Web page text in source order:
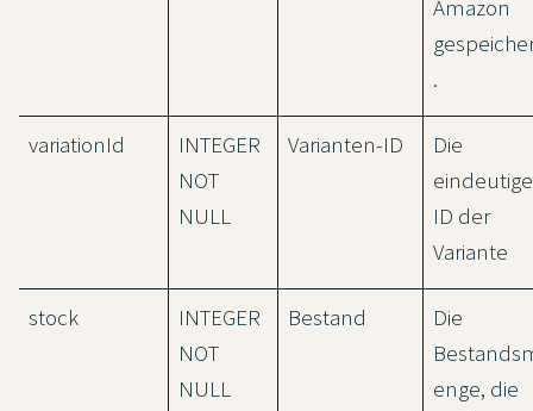
Amazon
.
variationId
INTEGER
NOT
NULL
Varianten-ID
Die
eindeutige
ID der
Variante
stock
INTEGER
NOT
NULL
Bestand
Die
enge, die